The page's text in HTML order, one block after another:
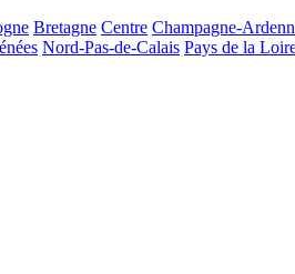
Bretagne Centre Champagne-
Nord-Pas-de-Calais Pays de la